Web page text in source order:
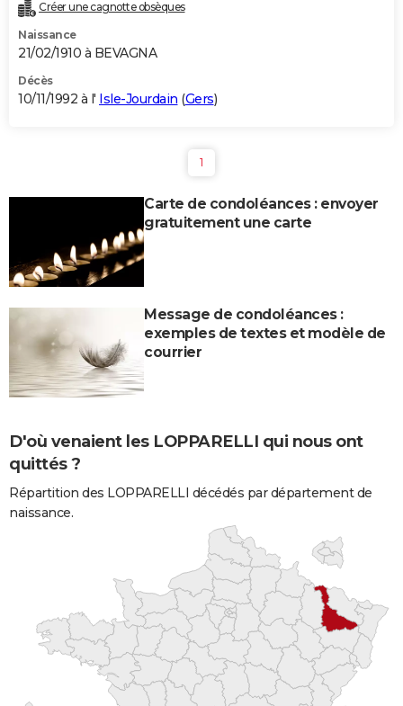
Créer une cagnotte obsèques
Naissance
21/02/1910 à BEVAGNA
Décès
10/11/1992 à l' Isle-Jourdain (Gers)
1
Carte de condoléances : envoyer
gratuitement une carte
Message de condoléances :
exemples de textes et modèle de
courrier
D'où venaient les LOPPARELLI qui nous ont
quittés ?
Répartition des LOPPARELLI décédés par département de
naissance.